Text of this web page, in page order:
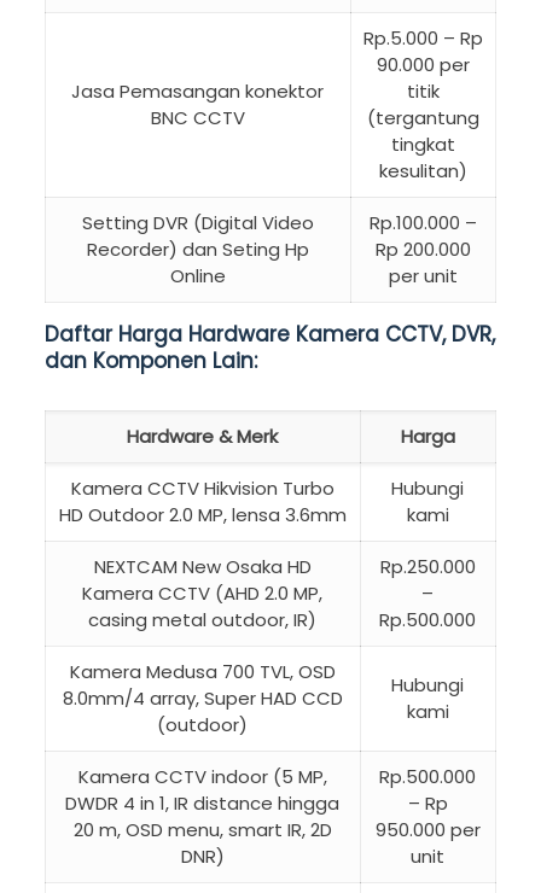
Jasa Pemasangan konektor
BNC CCTV
Rp.5.000 – Rp
90.000 per
titik
(tergantung
tingkat
kesulitan)
Setting DVR (Digital Video
Recorder) dan Seting Hp
Online
Rp.100.000 –
Rp 200.000
per unit
Daftar Harga Hardware Kamera CCTV, DVR,
dan Komponen Lain:
Hardware & Merk Harga
Kamera CCTV Hikvision Turbo
HD Outdoor 2.0 MP, lensa 3.6mm
Hubungi
kami
NEXTCAM New Osaka HD
Kamera CCTV (AHD 2.0 MP,
casing metal outdoor, IR)
Rp.250.000
–
Rp.500.000
Kamera Medusa 700 TVL, OSD
8.0mm/4 array, Super HAD CCD
(outdoor)
Hubungi
kami
Kamera CCTV indoor (5 MP,
DWDR 4 in 1, IR distance hingga
20 m, OSD menu, smart IR, 2D
DNR)
Rp.500.000
– Rp
950.000 per
unit